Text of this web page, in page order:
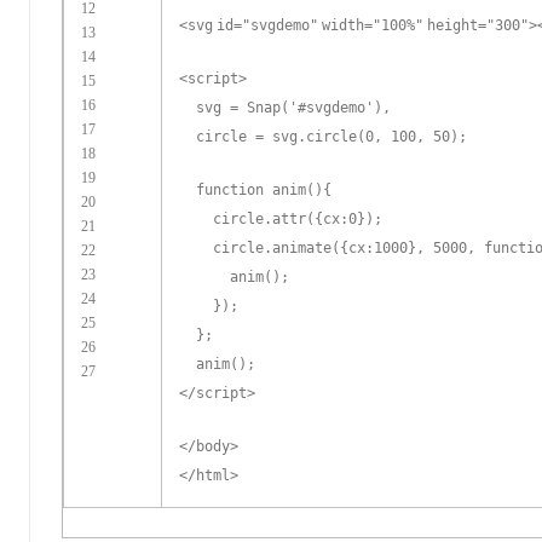
12
13
14
15
16
17
18
19
20
21
22
23
24
25
26
27
<svg id="svgdemo" width="100%" height="300"
<script>
svg = Snap('#svgdemo'),
circle = svg.circle(0, 100, 50);
function anim(){
circle.attr({cx:0});
circle.animate({cx:1000}, 5000,
anim();
});
};
anim();
</script>
</ body>
</ html >